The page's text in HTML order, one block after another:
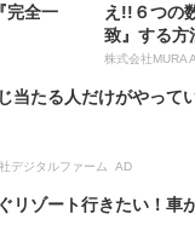
完全一
え!!６つの
致』する方
株式会社MURA
当たる人だけがやって
デジタルファーム AD
リゾート行きたい！車